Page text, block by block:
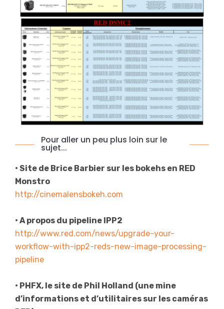
Pour aller un peu plus loin sur le
sujet...
• Site de Brice Barbier sur les bokehs en RED
Monstro
http://cinemalensbokeh.com
• A propos du pipeline IPP2
http://www.red.com/news/upgrade-your-
workflow-with-ipp2-reds-new-image-processing-
pipeline
• PHFX, le site de Phil Holland (une mine
d’informations et d’utilitaires sur les caméras